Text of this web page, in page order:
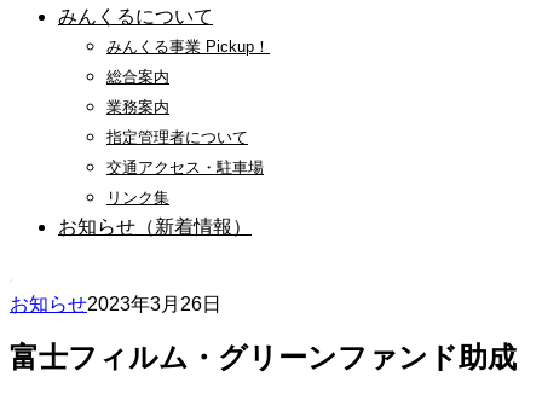
みんくるについて
みんくる事業 Pickup！
総合案内
業務案内
指定管理者について
交通アクセス・駐車場
リンク集
お知らせ（新着情報）
お知らせ2023年3月26日
富士フィルム・グリーンファンド助成